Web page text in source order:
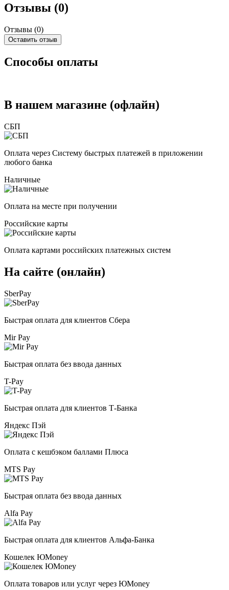
Отзывы (0)
Отзывы (0)
Оставить отзыв
Способы оплаты
В нашем магазине (офлайн)
СБП
Оплата через Систему быстрых платежей в приложении
любого банка
Наличные
Оплата на месте при получении
Российские карты
Оплата картами российских платежных систем
На сайте (онлайн)
SberPay
Быстрая оплата для клиентов Сбера
Mir Pay
Быстрая оплата без ввода данных
T-Pay
Быстрая оплата для клиентов Т-Банка
Яндекс Пэй
Оплата с кешбэком баллами Плюса
MTS Pay
Быстрая оплата без ввода данных
Alfa Pay
Быстрая оплата для клиентов Альфа-Банка
Кошелек ЮMoney
Оплата товаров или услуг через ЮMoney